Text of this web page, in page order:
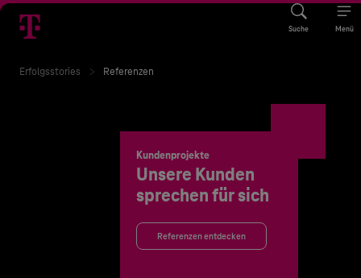
Suche Menü
Erfolgsstories Referenzen
Kundenprojekte
Unsere Kunden
sprechen für sich
Referenzen entdecken